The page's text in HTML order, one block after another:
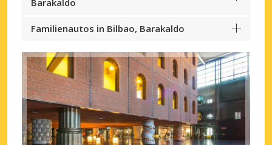
Familienautos in Bilbao, Barakaldo